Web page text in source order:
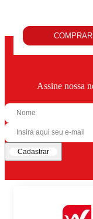
COMPRAR
Assine nossa
Cadastrar